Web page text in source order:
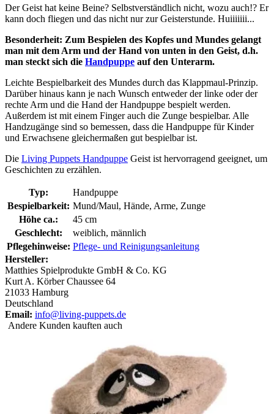
Der Geist hat keine Beine? Selbstverständlich nicht, wozu auch!? Er
kann doch fliegen und das nicht nur zur Geisterstunde. Huiiiiiii...
Besonderheit: Zum Bespielen des Kopfes und Mundes gelangt
man mit dem Arm und der Hand von unten in den Geist, d.h.
man steckt sich die Handpuppe auf den Unterarm.
Leichte Bespielbarkeit des Mundes durch das Klappmaul-Prinzip.
Darüber hinaus kann je nach Wunsch entweder der linke oder der
rechte Arm und die Hand der Handpuppe bespielt werden.
Außerdem ist mit einem Finger auch die Zunge bespielbar. Alle
Handzugänge sind so bemessen, dass die Handpuppe für Kinder
und Erwachsene gleichermaßen gut bespielbar ist.
Die Living Puppets Handpuppe Geist ist hervorragend geeignet, um
Geschichten zu erzählen.
Typ:
Handpuppe
Bespielbarkeit: Mund/Maul, Hände, Arme, Zunge
Höhe ca.:
45 cm
Geschlecht:
weiblich, männlich
Pflegehinweise: Pflege- und Reinigungsanleitung
Hersteller:
Matthies Spielprodukte GmbH & Co. KG
Kurt A. Körber Chaussee 64
21033 Hamburg
Deutschland
Email: info@living-puppets.de
Andere Kunden kauften auch